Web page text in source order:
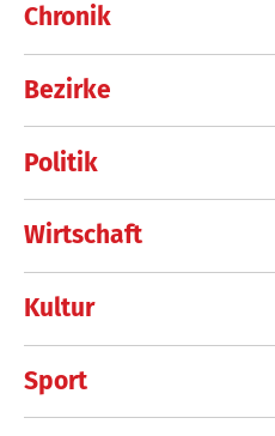
Chronik
Bezirke
Politik
Wirtschaft
Kultur
Sport